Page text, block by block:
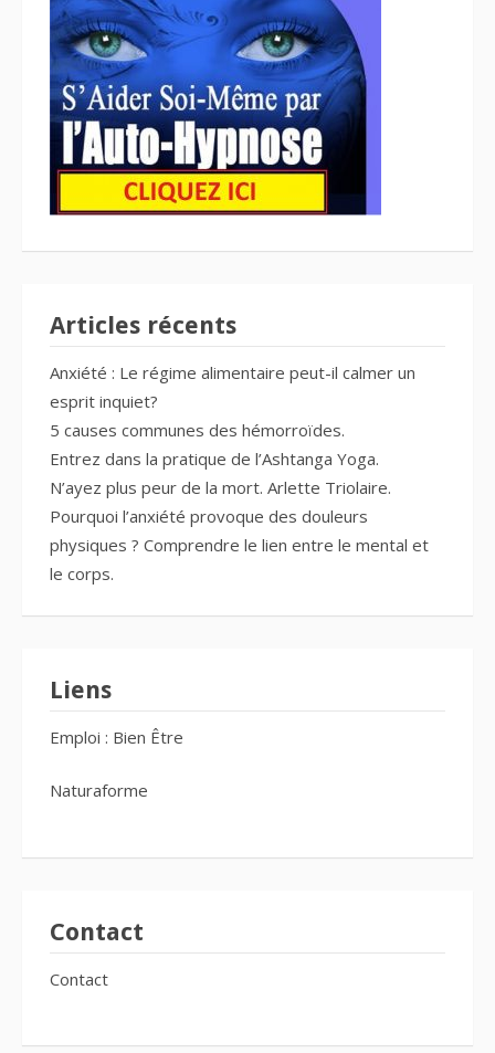
Articles récents
Anxiété : Le régime alimentaire peut-il calmer un
esprit inquiet?
5 causes communes des hémorroïdes.
Entrez dans la pratique de l’Ashtanga Yoga.
N’ayez plus peur de la mort. Arlette Triolaire.
Pourquoi l’anxiété provoque des douleurs
physiques ? Comprendre le lien entre le mental et
le corps.
Liens
Emploi : Bien Être
Naturaforme
Contact
Contact